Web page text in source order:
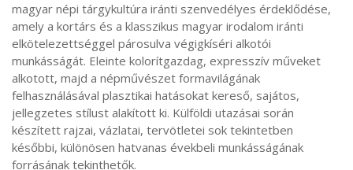
magyar népi tárgykultúra iránti szenvedélyes érdeklődése,
amely a kortárs és a klasszikus magyar irodalom iránti
elkötelezettséggel párosulva végigkíséri alkotói
munkásságát. Eleinte kolorítgazdag, expresszív műveket
alkotott, majd a népművészet formavilágának
felhasználásával plasztikai hatásokat kereső, sajátos,
jellegzetes stílust alakított ki. Külföldi utazásai során
készített rajzai, vázlatai, tervötletei sok tekintetben
későbbi, különösen hatvanas évekbeli munkásságának
forrásának tekinthetők.